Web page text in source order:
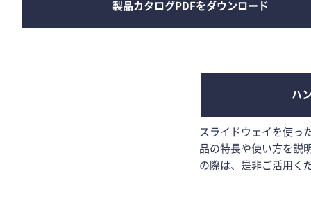
製品カタログPDFをダウンロード
ハ
スライドウェイを使っ
品の特長や使い方を説
の際は、是非ご活用く